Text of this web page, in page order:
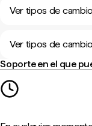
Ver tipos de
Ver tipos de
Soporte en el que